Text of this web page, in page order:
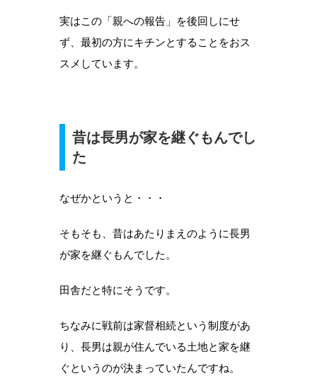
実はこの「親への報告」を後回しにせ
ず、最初の方にキチンとすることをおス
スメしています。
昔は長男が家を継ぐもんでし
た
なぜかというと・・・
そもそも、昔はあたりまえのように長男
が家を継ぐもんでした。
田舎だと特にそうです。
ちなみに戦前は家督相続という制度があ
り、長男は親が住んでいる土地と家を継
ぐというのが決まっていたんですね。